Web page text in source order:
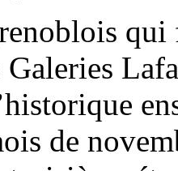
qui
Galeries
de